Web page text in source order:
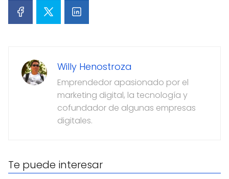
Willy Henostroza
Emprendedor apasionado por el
marketing digital, la tecnología y
cofundador de algunas empresas
digitales.
Te puede interesar